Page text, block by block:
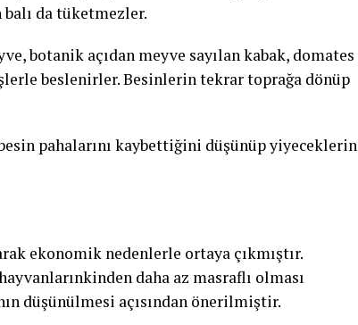
da tüketmezler.
botanik açıdan meyve sayılan kabak, domates
beslenirler. Besinlerin tekrar toprağa dönüp
pahalarını kaybettiğini düşünüp yiyeceklerin
ekonomik nedenlerle ortaya çıkmıştır.
daha az masraflı olması
düşünülmesi açısından önerilmiştir.